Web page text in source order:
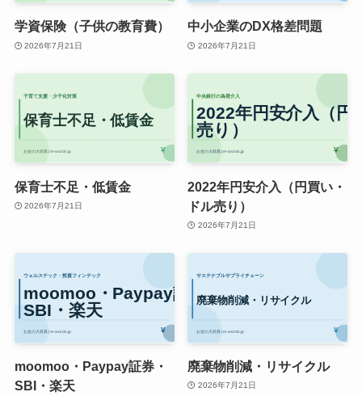
学資保険（子供の教育費）
2026年7月21日
中小企業のDX格差問題
2026年7月21日
保育士不足・低賃金
2026年7月21日
2022年円安介入（円買い・
ドル売り）
2026年7月21日
moomoo・Paypay証券・
SBI・楽天
廃棄物削減・リサイクル
2026年7月21日